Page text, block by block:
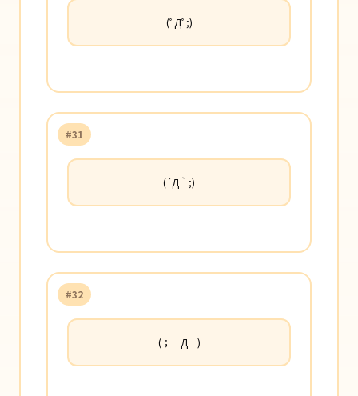
(ﾟДﾟ;)
#31
(´Д｀;)
#32
(；￣Д￣)